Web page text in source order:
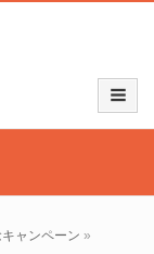
ャンペーン »